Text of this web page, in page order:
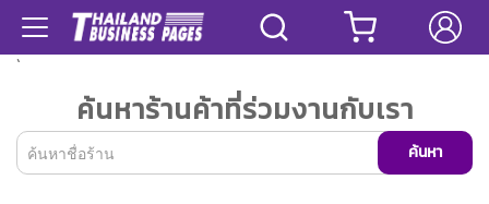
`
ค้นหาร้านค้าที่ร่วมงานกับเรา
ค้นหา